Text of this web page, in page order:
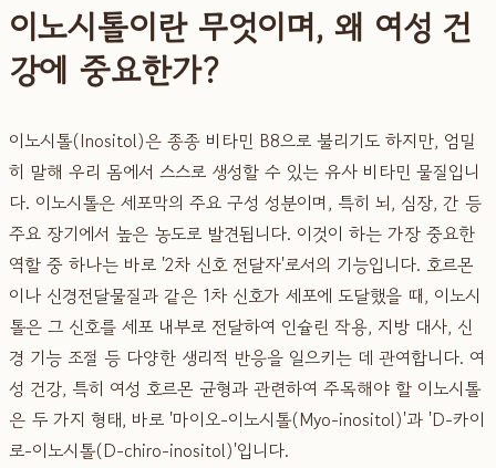
이노시톨이란 무엇이며, 왜 여성 건
강에 중요한가?
이노시톨(Inositol)은 종종 비타민 B8으로 불리기도 하지만, 엄밀
히 말해 우리 몸에서 스스로 생성할 수 있는 유사 비타민 물질입니
다. 이노시톨은 세포막의 주요 구성 성분이며, 특히 뇌, 심장, 간 등
주요 장기에서 높은 농도로 발견됩니다. 이것이 하는 가장 중요한
역할 중 하나는 바로 '2차 신호 전달자'로서의 기능입니다. 호르몬
이나 신경전달물질과 같은 1차 신호가 세포에 도달했을 때, 이노시
톨은 그 신호를 세포 내부로 전달하여 인슐린 작용, 지방 대사, 신
경 기능 조절 등 다양한 생리적 반응을 일으키는 데 관여합니다. 여
성 건강, 특히 여성 호르몬 균형과 관련하여 주목해야 할 이노시톨
은 두 가지 형태, 바로 '마이오-이노시톨(Myo-inositol)'과 'D-카이
로-이노시톨(D-chiro-inositol)'입니다.